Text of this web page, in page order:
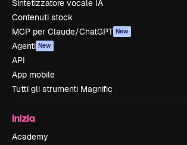
Sintetizzatore vocale IA
Contenuti stock
MCP per Claude/ChatGPT New
Agenti New
API
App mobile
Tutti gli strumenti Magnific
Inizia
Academy